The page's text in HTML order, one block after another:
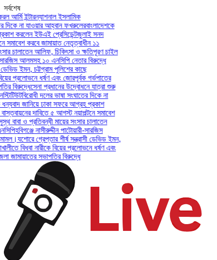
সর্বশেষ
ইন্টারন্যাশনাল ইসলামিক
না যাওয়ার আহ্বান ফখরুলেরবাংলাদেশকে
করলেন ইউএই প্রেসিডেন্টজুলাই সনদ
করবে জামায়াত নেতৃত্বাধীন ১১
চালাতেন আলিফ, চিকিৎসা ও ক্ষতিপূরণ চাইল
আলমসহ ১০ এনসিপি নেতার বিরুদ্ধে
ইমন, চট্টগ্রাম পুলিশের কাছে
প্রলোভনে ধর্ষণ এবং জোরপূর্বক গর্ভপাতের
বিরুদ্ধেসেনা প্রধানের উদ্বোধনে যাত্রা শুরু
বিরোধী দলের ভাষা সংঘাতের দিকে না
জানিয়ে ঢাকা সফরে আগ্রহ প্রকাশ
দাবিতে ৫ আগস্ট নয়াপল্টনে সমাবেশ
ও প্রতিবন্ধী মায়ের সংসার চালাতেন
হবিগঞ্জে নাসীরুদ্দীন পাটোয়ারী-সারজিস
যশোরে গ্রেপ্তার শীর্ষ সন্ত্রাসী ডেভিড ইমন,
বিধবা নারীকে বিয়ের প্রলোভনে ধর্ষণ এবং
সভাপতির বিরুদ্ধে